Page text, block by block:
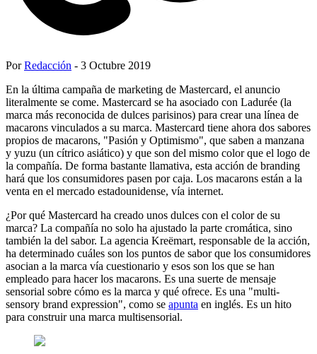
PorRedacción - 3 Octubre 2019
En la última campaña de marketing de Mastercard, el anuncio
literalmente se come. Mastercard se ha asociado con Ladurée (la
marca más reconocida de dulces parisinos) para crear una línea de
macarons vinculados a su marca. Mastercard tiene ahora dos sabores
propios de macarons, "Pasión y Optimismo", que saben a manzana
y yuzu (un cítrico asiático) y que son del mismo color que el logo de
la compañía. De forma bastante llamativa, esta acción de branding
hará que los consumidores pasen por caja. Los macarons están a la
venta en el mercado estadounidense, vía internet.
¿Por qué Mastercard ha creado unos dulces con el color de su
marca? La compañía no solo ha ajustado la parte cromática, sino
también la del sabor. La agencia Kreëmart, responsable de la acción,
ha determinado cuáles son los puntos de sabor que los consumidores
asocian a la marca vía cuestionario y esos son los que se han
empleado para hacer los macarons. Es una suerte de mensaje
sensorial sobre cómo es la marca y qué ofrece. Es una "multi-
sensory brand expression", como se apunta en inglés. Es un hito
para construir una marca multisensorial.